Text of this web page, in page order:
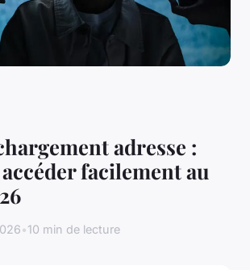
adresse :
facilement au
•10 min de lecture